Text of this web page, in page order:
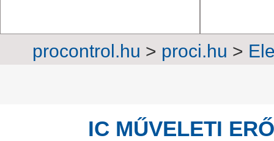
procontrol.hu > proci.hu >
IC MŰVELETI